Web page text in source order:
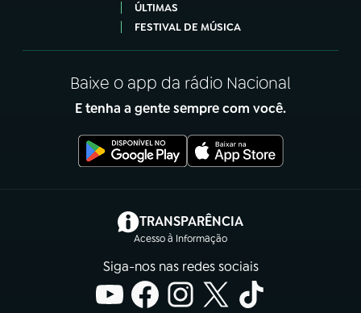
ÚLTIMAS
FESTIVAL DE MÚSICA
Baixe o app da rádio Nacional
E tenha a gente sempre com você.
TRANSPARÊNCIA
Acesso à Informação
(abre em nova aba)
Siga-nos nas redes sociais